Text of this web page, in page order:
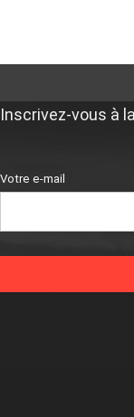
Inscrivez-vous à
Votre e-mail